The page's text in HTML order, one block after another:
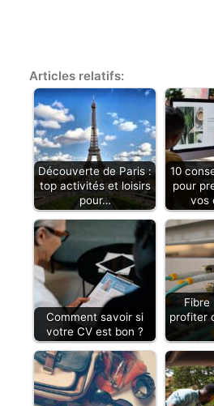
Articles relatifs:
Découverte de Paris :
top activités et loisirs
pour…
10
pour
vos
Comment savoir si
votre CV est bon ?
Fibre
profiter